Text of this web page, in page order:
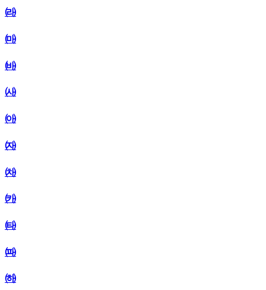
㈑
㈒
㈓
㈔
㈕
㈖
㈗
㈘
㈙
㈚
㈛